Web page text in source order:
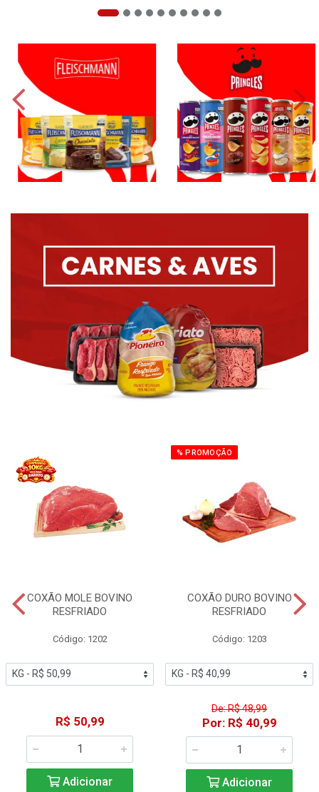
COXÃO MOLE BOVINO
RESFRIADO
Código: 1202
R$ 50,99
Adicionar
% PROMOÇÃO
COXÃO DURO BOVINO
RESFRIADO
Código: 1203
De: R$ 48,99
Por: R$ 40,99
Adicionar